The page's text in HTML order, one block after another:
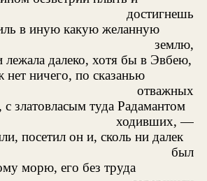
достигнешь
в иную какую желанную
землю,
далеко, хотя бы в Эвбею,
нет ничего, по сказанью
отважных
златовласым туда Радамантом
ходивших, —
посетил он и, сколь ни далек
был
морю, его без труда